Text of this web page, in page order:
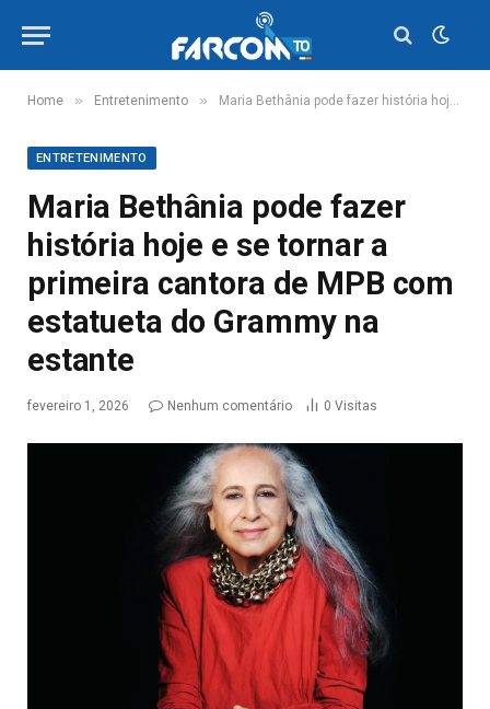
Home » Entretenimento » Maria Bethânia pode fazer história hoje e se tornar a primeira cantora de MPB com estatueta do Grammy na estante
ENTRETENIMENTO
Maria Bethânia pode fazer
história hoje e se tornar a
primeira cantora de MPB com
estatueta do Grammy na
estante
fevereiro 1, 2026 Nenhum comentário 0 Visitas